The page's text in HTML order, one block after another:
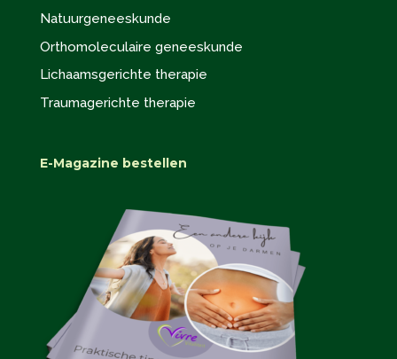
Natuurgeneeskunde
Orthomoleculaire geneeskunde
Lichaamsgerichte therapie
Traumagerichte therapie
E-Magazine bestellen